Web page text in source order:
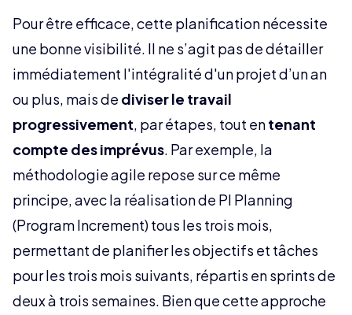
Pour être efficace, cette planification nécessite
une bonne visibilité. Il ne s’agit pas de détailler
immédiatement l'intégralité d'un projet d’un an
ou plus, mais de diviser le travail
progressivement, par étapes, tout entenant
compte des imprévus. Par exemple, la
méthodologie agile repose sur ce même
principe, avec la réalisation de PI Planning
(Program Increment) tous les trois mois,
permettant de planifier les objectifs et tâches
pour les trois mois suivants, répartis en sprints de
deux à trois semaines. Bien que cette approche